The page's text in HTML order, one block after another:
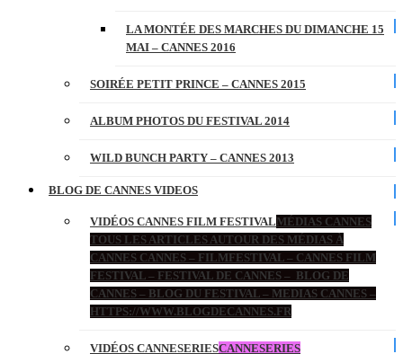
LA MONTÉE DES MARCHES DU DIMANCHE 15
MAI – CANNES 2016
SOIRÉE PETIT PRINCE – CANNES 2015
ALBUM PHOTOS DU FESTIVAL 2014
WILD BUNCH PARTY – CANNES 2013
BLOG DE CANNES VIDEOS
VIDÉOS CANNES FILM FESTIVALMÉDIAS CANNES
TOUS LES ARTICLES AUTOUR DES MÉDIAS À
CANNES CANNES – FILMFESTIVAL – CANNES FILM
FESTIVAL – FESTIVAL DE CANNES – BLOG DE
CANNES – BLOG DU FESTIVAL – MEDIAS CANNES –
HTTPS://WWW.BLOGDECANNES.FR
VIDÉOS CANNESERIESCANNESERIES